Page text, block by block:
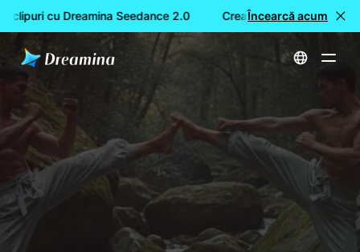
cu Dreamina Seedance 2.0 Creare GRATUITĂ de
Încearcă acum
Acasă Unelte Generator video gratuit AI Kung Fu